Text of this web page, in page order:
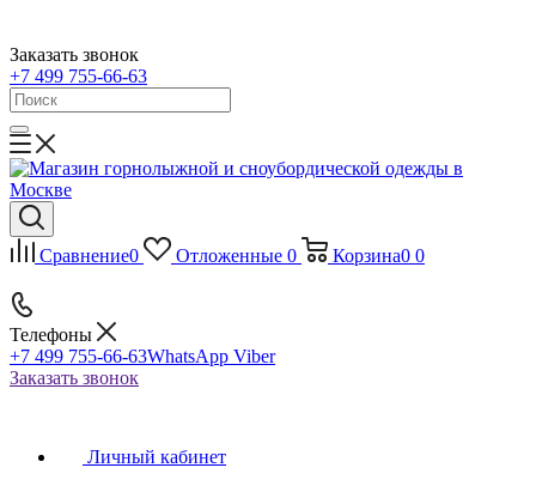
Заказать звонок
+7 499 755-66-63
Сравнение0 Отложенные 0 Корзина0 0
Телефоны
+7 499 755-66-63WhatsApp Viber
Заказать звонок
Личный кабинет